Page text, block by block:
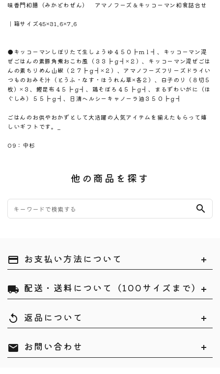
味香門和膳（みかどわぜん） アマノフーズ＆キッコーマン和食詰合せ
｜箱サイズ45×31.6×7.6
●キッコーマンしぼりたて生しょうゆ４５０┣ｍｌ┫、キッコーマン混
ぜごはんの素豚角煮おこわ風（３３┣ｇ┫×２）、キッコーマン混ぜごは
んの素ちりめん山椒（２７┣ｇ┫×２）、アマノフーズフリーズドライい
つものおみそ汁（とうふ・なす・ほうれん草×各２）、白子のり（８切５
枚）×３、鰹昆布４５┣ｇ┫、鶏そぼろ４５┣ｇ┫、まるずわいがに（ほ
ぐしみ）５５┣ｇ┫、日清ヘルシーキャノーラ油３５０┣ｇ┫
ごはんのお供やおかずとして大活躍の人気アイテムを揃えたもらって嬉
しいギフトです。_
09：中杉
他の商品を探す
search
payment お支払い方法について
local_shipping 配送・送料について（100サイズまで）
replay 返品について
mail お問い合わせ